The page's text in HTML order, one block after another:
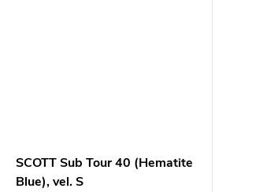
SCOTT Sub Tour 40 (Hematite
Blue), vel. S